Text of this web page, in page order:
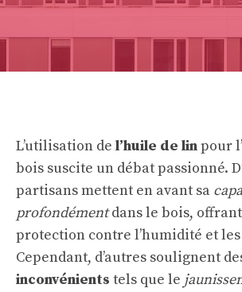
L’utilisation de l’huile de linpour
bois suscite un débat passionné.
partisans mettent en avant sa
profondémentdans le bois,
protection contre l’humidité et
Cependant, d’autres soulignent
inconvénients tels que le